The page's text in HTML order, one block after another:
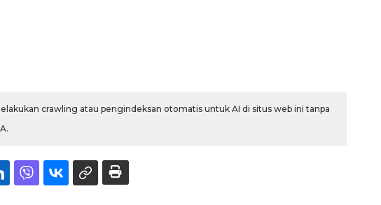
crawling atau pengindeksan otomatis untuk AI di situs web ini tanpa